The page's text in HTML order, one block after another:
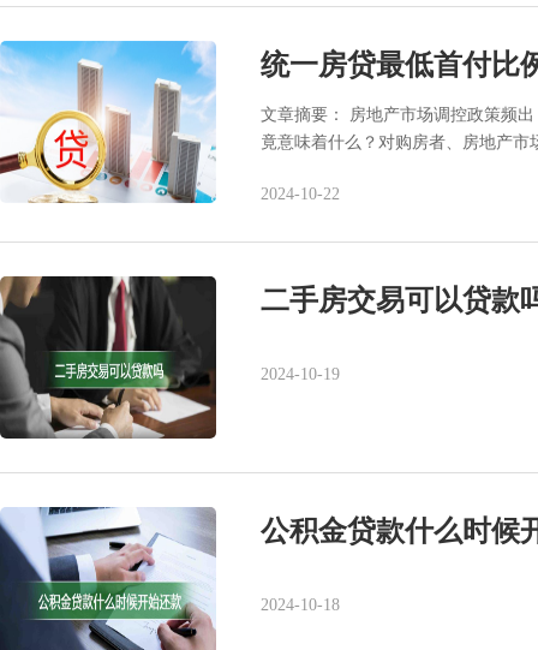
统一房贷最低首付比
文章摘要： 房地产市场调控政策频
竟意味着什么？对购房者、房地产市
2024-10-22
二手房交易可以贷款
2024-10-19
公积金贷款什么时候
2024-10-18